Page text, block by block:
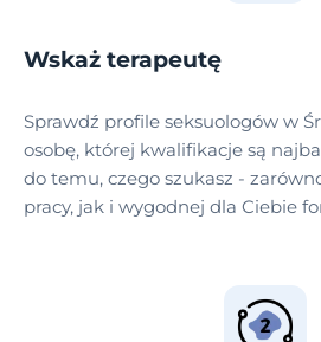
Wskaż terapeutę
Sprawdź profile seksuologów w
osobę, której kwalifikacje są
do temu, czego szukasz -
pracy, jak i wygodnej dla Ciebie